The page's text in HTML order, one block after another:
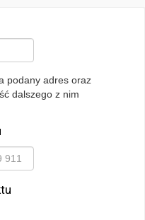
podany adres oraz
dalszego z nim